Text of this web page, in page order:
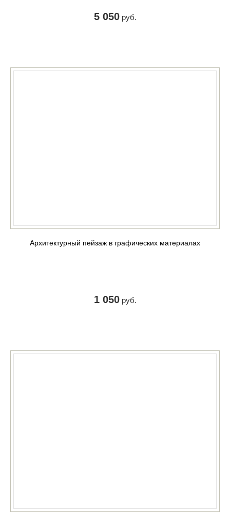
5 050руб.
Архитектурный пейзаж в графических материалах
1 050руб.